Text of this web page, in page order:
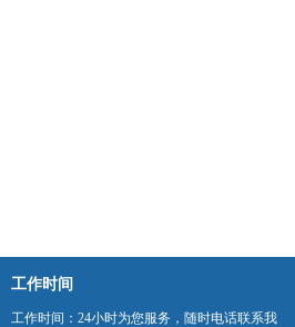
工作时间
工作时间：24小时为您服务，随时电话联系我